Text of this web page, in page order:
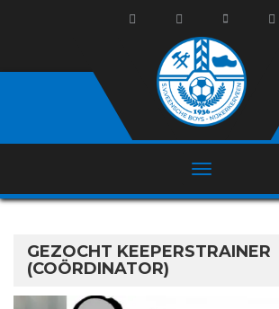
GEZOCHT KEEPERSTRAINER
(COÖRDINATOR)